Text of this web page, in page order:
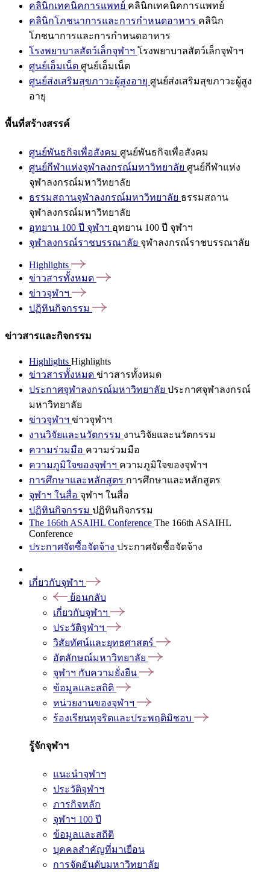
คลินิกเทคนิคการแพทย์ คลินิกเทคนิคการแพทย์
คลินิกโภชนาการและการกำหนดอาหาร คลินิก
โภชนาการและการกำหนดอาหาร
โรงพยาบาลสัตว์เล็กจุฬาฯ โรงพยาบาลสัตว์เล็กจุฬาฯ
ศูนย์เอ็มเน็ต ศูนย์เอ็มเน็ต
ศูนย์ส่งเสริมสุขภาวะผู้สูงอายุ ศูนย์ส่งเสริมสุขภาวะผู้สูง
อายุ
พื้นที่สร้างสรรค์
ศูนย์พันธกิจเพื่อสังคม ศูนย์พันธกิจเพื่อสังคม
ศูนย์กีฬาแห่งจุฬาลงกรณ์มหาวิทยาลัย ศูนย์กีฬาแห่ง
จุฬาลงกรณ์มหาวิทยาลัย
ธรรมสถานจุฬาลงกรณ์มหาวิทยาลัย ธรรมสถาน
จุฬาลงกรณ์มหาวิทยาลัย
อุทยาน 100 ปี จุฬาฯ อุทยาน 100 ปี จุฬาฯ
จุฬาลงกรณ์ราชบรรณาลัย จุฬาลงกรณ์ราชบรรณาลัย
Highlights
ข่าวสารทั้งหมด
ข่าวจุฬาฯ
ปฏิทินกิจกรรม
ข่าวสารและกิจกรรม
Highlights Highlights
ข่าวสารทั้งหมด ข่าวสารทั้งหมด
ประกาศจุฬาลงกรณ์มหาวิทยาลัย ประกาศจุฬาลงกรณ์
มหาวิทยาลัย
ข่าวจุฬาฯ ข่าวจุฬาฯ
งานวิจัยและนวัตกรรม งานวิจัยและนวัตกรรม
ความร่วมมือ ความร่วมมือ
ความภูมิใจของจุฬาฯ ความภูมิใจของจุฬาฯ
การศึกษาและหลักสูตร การศึกษาและหลักสูตร
จุฬาฯ ในสื่อ จุฬาฯ ในสื่อ
ปฏิทินกิจกรรม ปฏิทินกิจกรรม
The 166th ASAIHL Conference The 166th ASAIHL
Conference
ประกาศจัดซื้อจัดจ้าง ประกาศจัดซื้อจัดจ้าง
เกี่ยวกับจุฬาฯ
ย้อนกลับ
เกี่ยวกับจุฬาฯ
ประวัติจุฬาฯ
วิสัยทัศน์และยุทธศาสตร์
อัตลักษณ์มหาวิทยาลัย
จุฬาฯ กับความยั่งยืน
ข้อมูลและสถิติ
หน่วยงานของจุฬาฯ
ร้องเรียนทุจริตและประพฤติมิชอบ
รู้จักจุฬาฯ
แนะนำจุฬาฯ
ประวัติจุฬาฯ
ภารกิจหลัก
จุฬาฯ 100 ปี
ข้อมูลและสถิติ
บุคคลสำคัญที่มาเยือน
การจัดอันดับมหาวิทยาลัย